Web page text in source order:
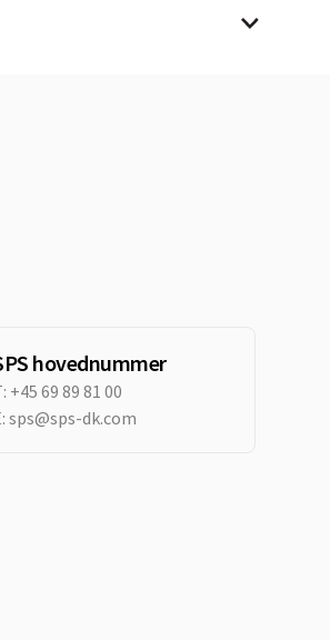
hovednummer
+45 69 89 81 00
sps@sps-dk.com